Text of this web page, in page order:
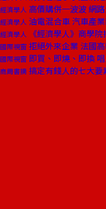
經濟學人 高價購併一波波 網
經濟學人 油電混合車 汽車產
經濟學人 《經濟學人》商學
國際視窗 拒絕外來企業 法國
國際視窗 即買、即燒、即換
商周書摘 搞定有錢人的七大要